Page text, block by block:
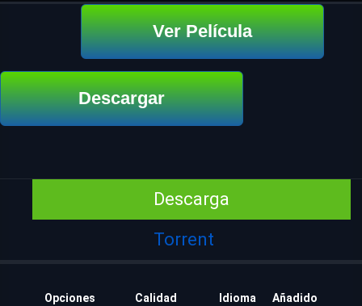
Ver Película
Descargar
Descarga
Torrent
Opciones Calidad Idioma Añadido